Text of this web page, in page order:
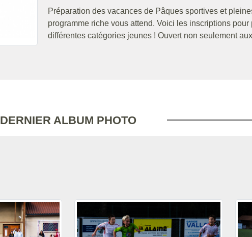
Préparation des vacances de Pâques sportives et
programme riche vous attend. Voici les inscriptions
différentes catégories jeunes ! Ouvert non seulement
DERNIER ALBUM PHOTO